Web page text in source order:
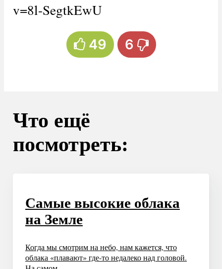
v=8l-SegtkEwU
49 6
Что ещё
посмотреть:
Самые высокие облака
на Земле
Когда мы смотрим на небо, нам кажется, что
облака «плавают» где-то недалеко над головой.